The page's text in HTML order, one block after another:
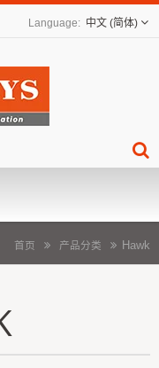
中文 (简体)
首页 产品分类 Hawk